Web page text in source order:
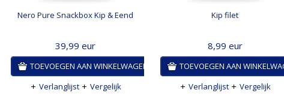
Nero Pure Snackbox Kip & Eend
39,99 eur
TOEVOEGEN AAN WINKELWAGEN
Verlanglijst
Vergelijk
Kip filet
8,99 eur
TOEVOEGEN AAN
Verlanglijst
Vergelijk